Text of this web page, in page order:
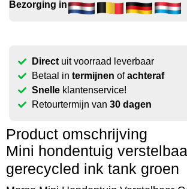
Bezorging in
Directuit voorraad leverbaar
Betaal in termijnen ofachteraf
Snelleklantenservice!
Retourtermijn van 30 dagen
Product omschrijving
Mini hondentuig
gerecycled ink tank groen